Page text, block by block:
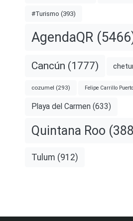
#Turismo (393)
AgendaQR
Cancún (1777)
cozumel (293) Felipe Carrillo Puerto
Playa del Carmen (633)
Quintana Roo
Tulum (912)